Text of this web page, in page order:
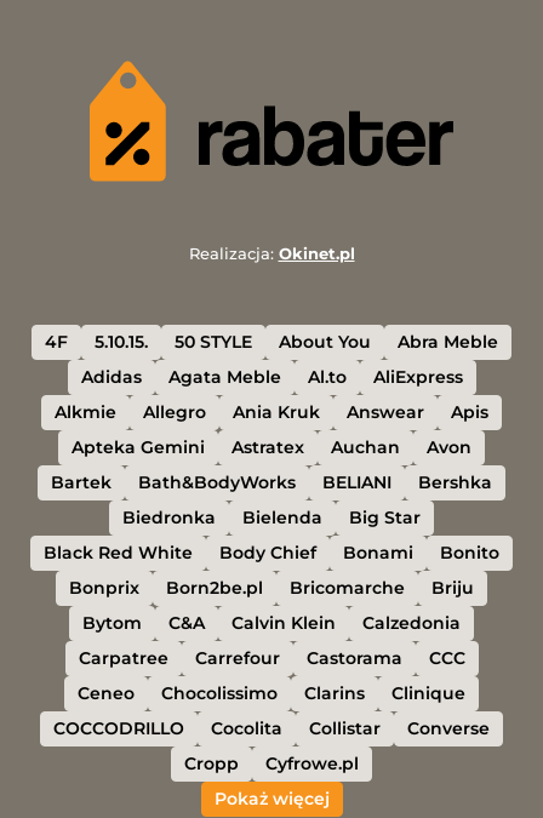
Realizacja: Okinet.pl
4F 5.10.15. 50 STYLE About You
Abra Meble
Adidas
Agata Meble Al.to
AliExpress
Alkmie
Allegro Ania Kruk Answear
Apis
Apteka Gemini
Astratex Auchan
Avon
Bartek
Bath&BodyWorks BELIANI
Bershka
Biedronka
Bielenda
Big Star
Black Red White
Body Chief Bonami
Bonito
Bonprix
Born2be.pl Bricomarche
Briju
Bytom
C&A Calvin Klein
Calzedonia
Carpatree
Carrefour Castorama
CCC
Ceneo
Chocolissimo Clarins
Clinique
COCCODRILLO
Cocolita Collistar
Converse
Cropp
Cyfrowe.pl
Pokaż więcej